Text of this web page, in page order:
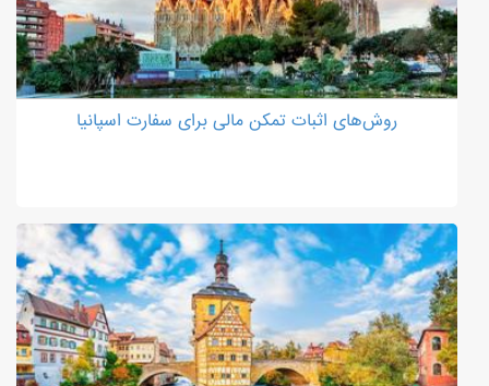
روش‌های اثبات تمکن مالی برای سفارت اسپانیا